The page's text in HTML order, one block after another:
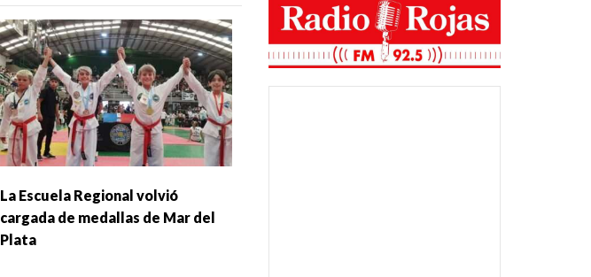
La Escuela Regional volvió
cargada de medallas de Mar del
Plata